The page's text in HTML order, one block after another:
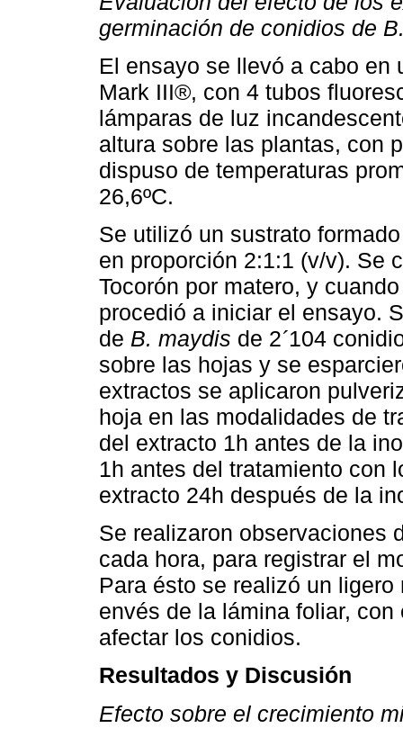
germinación de conidios de
El ensayo se llevó a cabo en
Mark III®, con 4 tubos
lámparas de luz
altura sobre las plantas, con
dispuso de temperaturas
26,6ºC.
Se utilizó un sustrato
en proporción 2:1:1 (v/v). Se
Tocorón por matero, y
procedió a iniciar el ensayo.
de B. maydis de 2´104
sobre las hojas y se
extractos se aplicaron
hoja en las modalidades de
del extracto 1h antes de la
1h antes del tratamiento con
extracto 24h después de la
Se realizaron observaciones
cada hora, para registrar el
Para ésto se realizó un
envés de la lámina foliar,
afectar los conidios.
Resultados y Discusión
Efecto sobre el crecimiento